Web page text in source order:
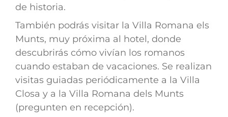
de historia.
También podrás visitar la Villa Romana els
Munts, muy próxima al hotel, donde
descubrirás cómo vivían los romanos
cuando estaban de vacaciones. Se realizan
visitas guiadas periódicamente a la Villa
Closa y a la Villa Romana dels Munts
(pregunten en recepción).